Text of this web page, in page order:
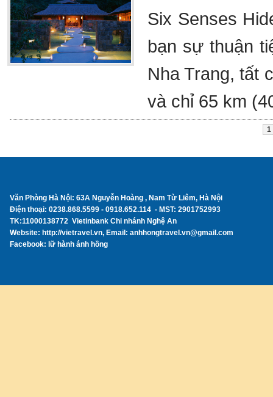
Six Senses
bạn sự thuận
Nha Trang, tất
và chỉ 65 km
1
Văn Phòng Hà Nội: 63A Nguyễn Hoàng , Nam Từ Liêm, Hà Nội
Điện thoại: 0238.868.5599 - 0918.652.114 - MST: 2901752993
TK:11000138772 Vietinbank Chi nhánh Nghệ An
Website: http://vietravel.vn, Email: anhhongtravel.vn@gmail.com
Facebook: lữ hành ánh hồng